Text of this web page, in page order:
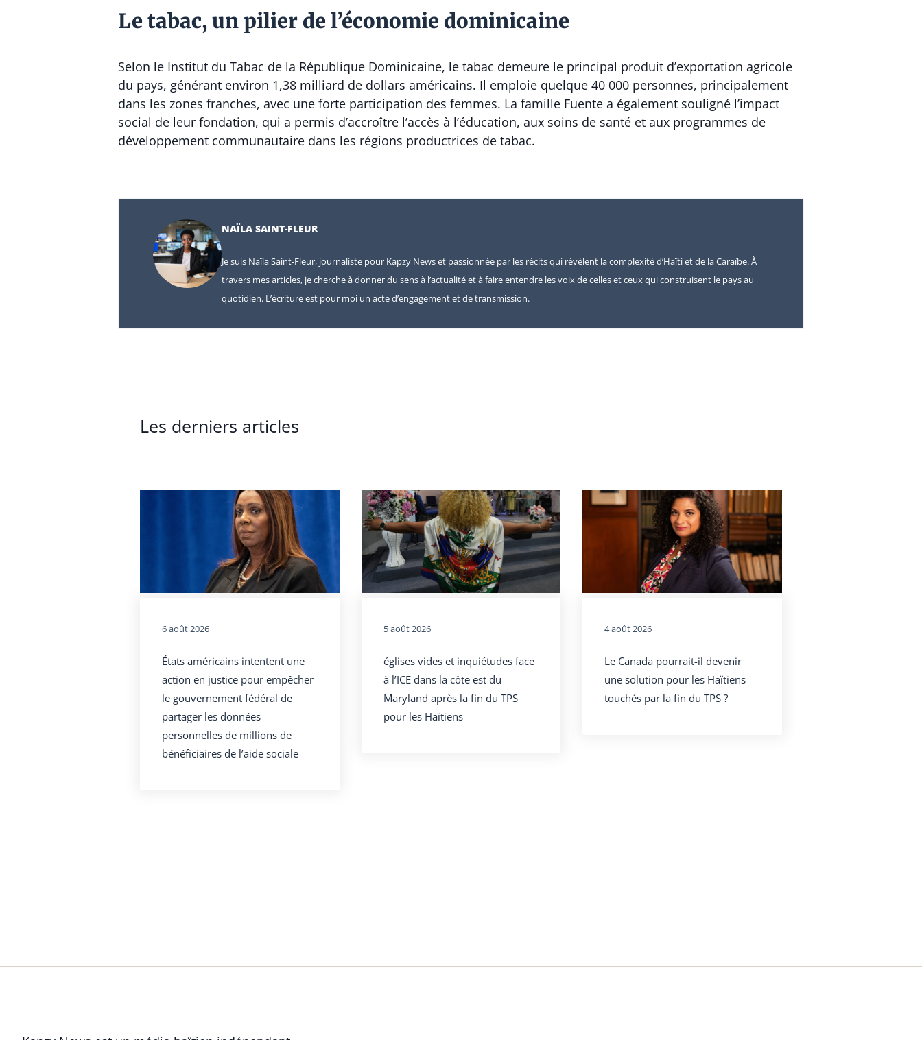
Le tabac, un pilier de l’économie dominicaine
Selon le Institut du Tabac de la République Dominicaine, le tabac demeure le principal produit d’exportation agricole
du pays, générant environ 1,38 milliard de dollars américains. Il emploie quelque 40 000 personnes, principalement
dans les zones franches, avec une forte participation des femmes. La famille Fuente a également souligné l’impact
social de leur fondation, qui a permis d’accroître l’accès à l’éducation, aux soins de santé et aux programmes de
développement communautaire dans les régions productrices de tabac.
NAÏLA SAINT-FLEUR
Je suis Naïla Saint-Fleur, journaliste pour Kapzy News et passionnée par les récits qui révèlent la complexité d’Haïti et de la Caraïbe. À
travers mes articles, je cherche à donner du sens à l’actualité et à faire entendre les voix de celles et ceux qui construisent le pays au
quotidien. L’écriture est pour moi un acte d’engagement et de transmission.
Les derniers articles
6 août 2026
États américains intentent une
action en justice pour empêcher
le gouvernement fédéral de
partager les données
personnelles de millions de
bénéficiaires de l’aide sociale
5 août 2026
églises vides et inquiétudes face
à l’ICE dans la côte est du
Maryland après la fin du TPS
pour les Haïtiens
4 août 2026
Le Canada pourrait-il devenir
une solution pour les Haïtiens
touchés par la fin du TPS ?